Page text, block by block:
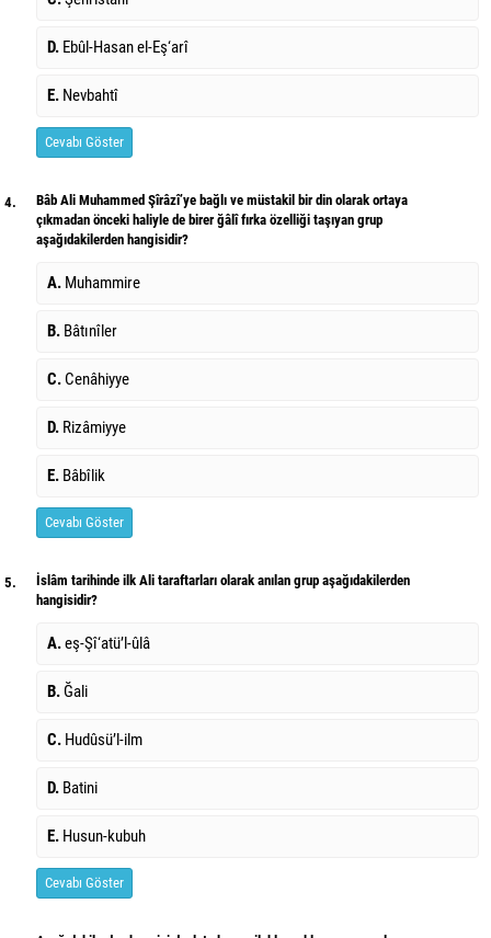
D. Ebûl-Hasan el-Eş‘arî
E. Nevbahtî
Cevabı Göster
4.
Bâb Ali Muhammed Şîrâzî’ye bağlı ve müstakil bir din olarak ortaya
çıkmadan önceki haliyle de birer ğâlî fırka özelliği taşıyan grup
aşağıdakilerden hangisidir?
A. Muhammire
B. Bâtınîler
C.Cenâhiyye
D. Rizâmiyye
E. Bâbîlik
Cevabı Göster
5.
İslâm tarihinde ilk Ali taraftarları olarak anılan grup aşağıdakilerden
hangisidir?
A.eş-Şî‘atü’l-ûlâ
B.Ğali
C. Hudûsü’l-ilm
D. Batini
E. Husun-kubuh
Cevabı Göster